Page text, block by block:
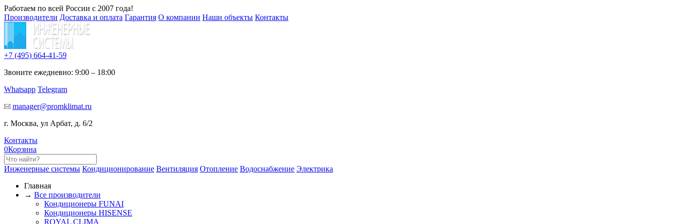
Работаем по всей России с 2007 года!
Производители Доставка и оплата Гарантия О компании Наши объекты Контакты
+7 (495) 664-41-59
Звоните ежедневно: 9:00 – 18:00
Whatsapp Telegram
manager@promklimat.ru
г. Москва, ул Арбат, д. 6/2
Контакты
0Корзина
Инженерные системы Кондиционирование Вентиляция Отопление Водоснабжение Электрика
Главная
→ Все производители
Кондиционеры FUNAI
Кондиционеры HISENSE
ROYAL CLIMA